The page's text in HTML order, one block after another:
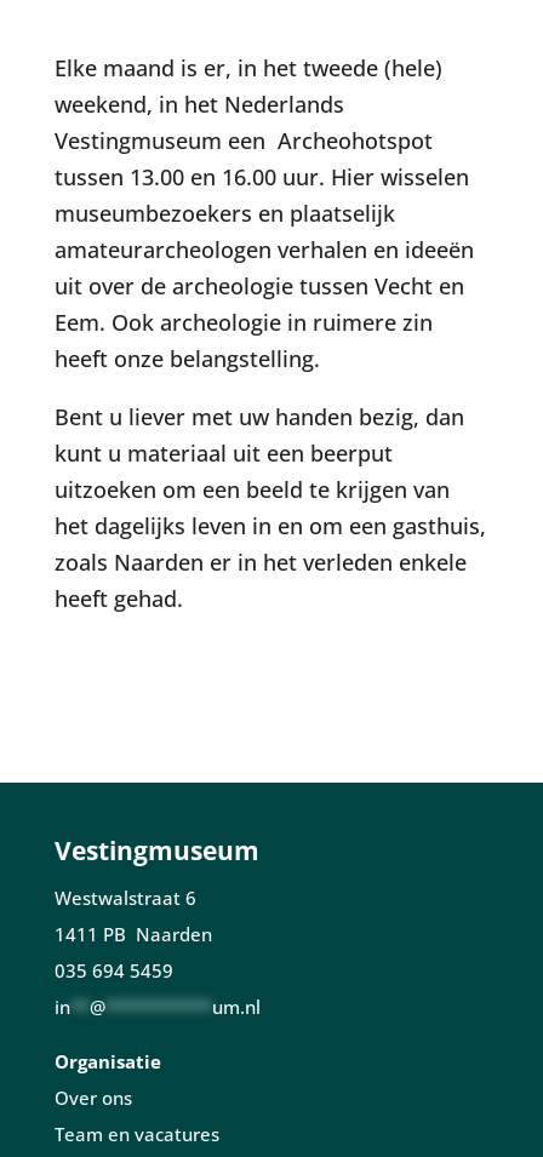
Elke maand is er, in het tweede (hele)
weekend, in het Nederlands
Vestingmuseum een Archeohotspot
tussen 13.00 en 16.00 uur. Hier wisselen
museumbezoekers en plaatselijk
amateurarcheologen verhalen en ideeën
uit over de archeologie tussen Vecht en
Eem. Ook archeologie in ruimere zin
heeft onze belangstelling.
Bent u liever met uw handen bezig, dan
kunt u materiaal uit een beerput
uitzoeken om een beeld te krijgen van
het dagelijks leven in en om een gasthuis,
zoals Naarden er in het verleden enkele
heeft gehad.
Vestingmuseum
Westwalstraat 6
1411 PB Naarden
035 694 5459
in** @*********** um.nl
Organisatie
Over ons
Team en vacatures